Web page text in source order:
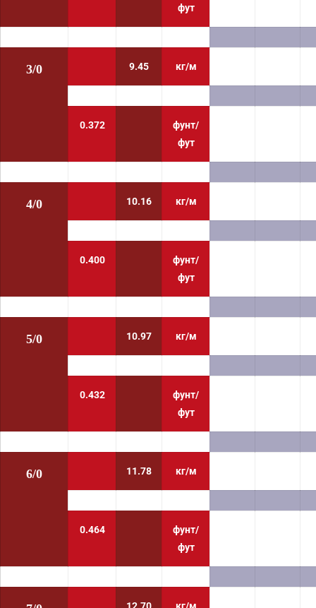
фут
3/0 9.45 кг/м
0.372
фунт/
фут
4/0 10.16 кг/м
0.400
фунт/
фут
5/0 10.97 кг/м
0.432
фунт/
фут
6/0 11.78 кг/м
0.464
фунт/
фут
12.70 кг/м